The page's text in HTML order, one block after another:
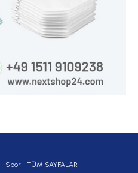
Spor
TÜM SAYFALAR